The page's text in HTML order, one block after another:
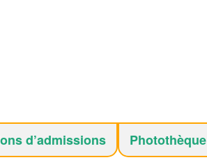
d’admissions Photothèque